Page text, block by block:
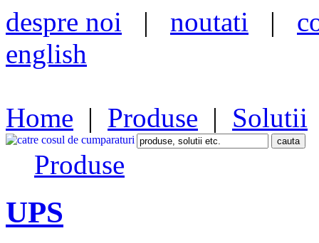
despre noi | noutati |
english
Home | Produse | Solutii
Produse
UPS